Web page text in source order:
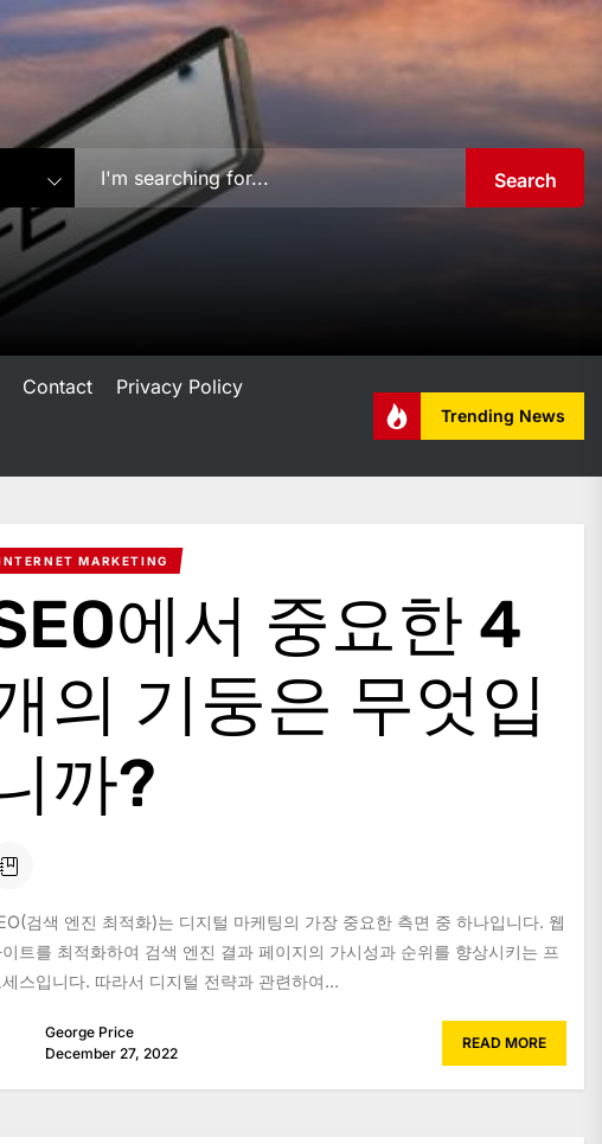
Search
Contact Privacy Policy
Trending News
MARKETING
에서 중요한 4
의 기둥은 무엇입
까?
검색 엔진 최적화)는 디지털 마케팅의 가장 중요한 측면 중 하나입니다. 웹
트를 최적화하여 검색 엔진 결과 페이지의 가시성과 순위를 향상시키는 프
세스입니다. 따라서 디지털 전략과 관련하여...
George Price
December 27, 2022
READ MORE